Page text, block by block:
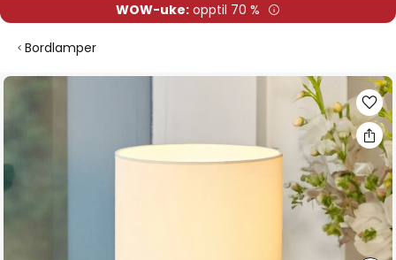
WOW-uke: opptil 70 %
Bordlamper
Gå